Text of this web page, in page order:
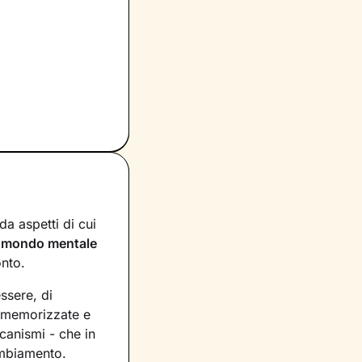
aspetti di cui
mondo mentale
di
e
- che in